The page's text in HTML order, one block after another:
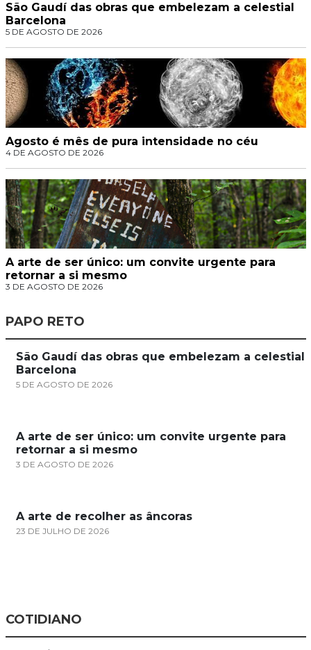
São Gaudí das obras que embelezam a celestial
Barcelona
5 DE AGOSTO DE 2026
Agosto é mês de pura intensidade no céu
4 DE AGOSTO DE 2026
A arte de ser único: um convite urgente para
retornar a si mesmo
3 DE AGOSTO DE 2026
PAPO RETO
São Gaudí das obras que embelezam a celestial
Barcelona
5 DE AGOSTO DE 2026
A arte de ser único: um convite urgente para
retornar a si mesmo
3 DE AGOSTO DE 2026
A arte de recolher as âncoras
23 DE JULHO DE 2026
COTIDIANO